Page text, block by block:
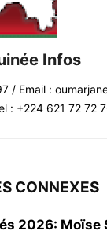
Infos
/ Email :
: +224 621 72 72
CONNEXES
2026: Moïse